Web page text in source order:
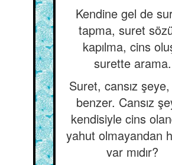
Kendine gel de
tapma, suret
kapılma, cins
surette arama.
Suret, cansız
benzer. Cansız
kendisiyle cins
yahut olmayandan
var mıdır?